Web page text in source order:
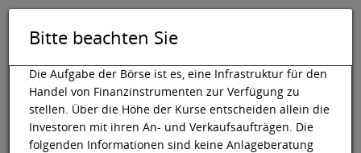
Toggle
Wiener Börse Marktdaten Aktien & Sonstige Preisdaten
Bitte beachten Sie
Die Aufgabe der Börse ist es, eine Infrastruktur für den
Handel von Finanzinstrumenten zur Verfügung zu
stellen. Über die Höhe der Kurse entscheiden allein die
Investoren mit ihren An- und Verkaufsaufträgen. Die
folgenden Informationen sind keine Anlageberatung